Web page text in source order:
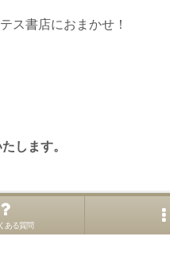
ス書店におまかせ！
します。
ある質問